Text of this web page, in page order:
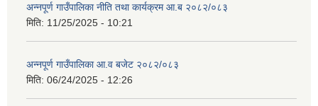
अन्नपूर्ण गाउँपालिका नीति तथा कार्यक्रम आ.ब २०८२/०८३
मिति: 11/25/2025 - 10:21
अन्नपूर्ण गाउँपालिका आ.व बजेट २०८२/०८३
मिति: 06/24/2025 - 12:26